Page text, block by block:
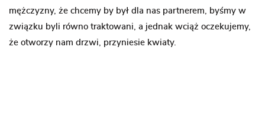
mężczyzny, że chcemy by był dla nas partnerem, byśmy w
związku byli równo traktowani, a jednak wciąż oczekujemy,
że otworzy nam drzwi, przyniesie kwiaty.